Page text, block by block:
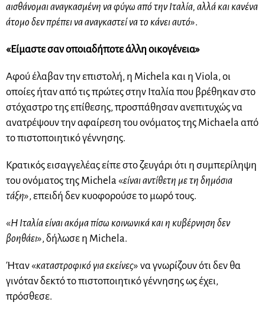
αισθάνομαι αναγκασμένη να φύγω από την Ιταλία, αλλά και κανένα
άτομο δεν πρέπει να αναγκαστεί να το κάνει αυτό».
«Είμαστε σαν οποιαδήποτε άλλη οικογένεια»
Αφού έλαβαν την επιστολή, η Michela και η Viola, οι
οποίες ήταν από τις πρώτες στην Ιταλία που βρέθηκαν στο
στόχαστρο της επίθεσης, προσπάθησαν ανεπιτυχώς να
ανατρέψουν την αφαίρεση του ονόματος της Michaela από
το πιστοποιητικό γέννησης.
Κρατικός εισαγγελέας είπε στο ζευγάρι ότι η συμπερίληψη
του ονόματος της Michela «είναι αντίθετη με τη δημόσια
τάξη», επειδή δεν κυοφορούσε το μωρό τους.
«Η Ιταλία είναι ακόμα πίσω κοινωνικά και η κυβέρνηση δεν
βοηθάει», δήλωσε η Michela.
Ήταν «καταστροφικό για εκείνες» να γνωρίζουν ότι δεν θα
γινόταν δεκτό το πιστοποιητικό γέννησης ως έχει,
πρόσθεσε.